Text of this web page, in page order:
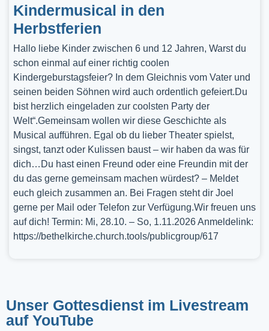
Kindermusical in den
Herbstferien
Hallo liebe Kinder zwischen 6 und 12 Jahren, Warst du
schon einmal auf einer richtig coolen
Kindergeburstagsfeier? In dem Gleichnis vom Vater und
seinen beiden Söhnen wird auch ordentlich gefeiert.Du
bist herzlich eingeladen zur coolsten Party der
Welt“.Gemeinsam wollen wir diese Geschichte als
Musical aufführen. Egal ob du lieber Theater spielst,
singst, tanzt oder Kulissen baust – wir haben da was für
dich…Du hast einen Freund oder eine Freundin mit der
du das gerne gemeinsam machen würdest? – Meldet
euch gleich zusammen an. Bei Fragen steht dir Joel
gerne per Mail oder Telefon zur Verfügung.Wir freuen uns
auf dich! Termin: Mi, 28.10. – So, 1.11.2026 Anmeldelink:
https://bethelkirche.church.tools/publicgroup/617
Unser Gottesdienst im Livestream
auf YouTube